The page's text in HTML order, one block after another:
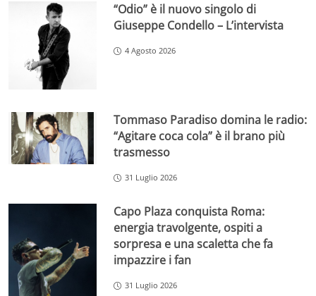
“Odio” è il nuovo singolo di
Giuseppe Condello – L’intervista
4 Agosto 2026
Tommaso Paradiso domina le radio:
“Agitare coca cola” è il brano più
trasmesso
31 Luglio 2026
Capo Plaza conquista Roma:
energia travolgente, ospiti a
sorpresa e una scaletta che fa
impazzire i fan
31 Luglio 2026